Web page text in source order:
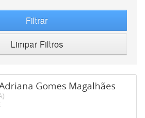
Filtrar
Limpar Filtros
Gomes Magalhães